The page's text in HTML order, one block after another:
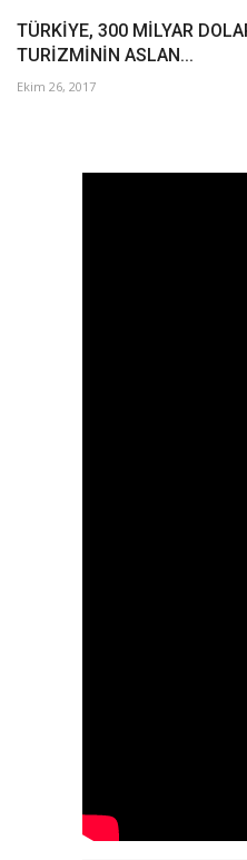
TÜRKİYE, 300 MİLYAR
TURİZMİNİN ASLAN...
Ekim 26, 2017